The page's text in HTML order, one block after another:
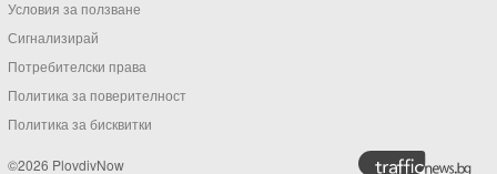
Условия за ползване
Сигнализирай
Потребителски права
Политика за поверителност
Политика за бисквитки
©2026 PlovdivNow